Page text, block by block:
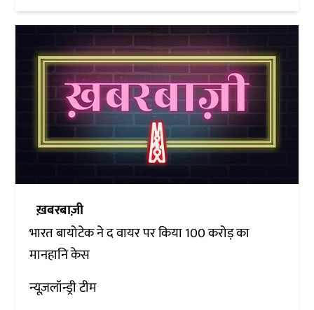
ख़बरबाज़ी
भारत बायोटेक ने द वायर पर किया 100 करोड़ का
मानहानि केस
न्यूज़लॉन्ड्री टीम